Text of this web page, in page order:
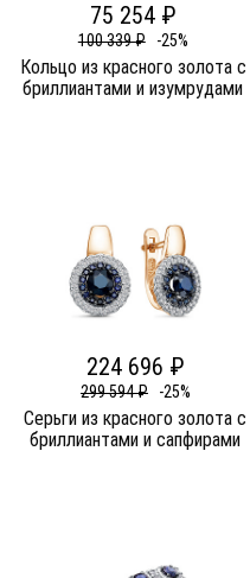
75 254 ₽
100 339 ₽ -25%
Кольцо из красного золота c
бриллиантами и изумрудами
224 696 ₽
299 594 ₽ -25%
Серьги из красного золота c
бриллиантами и сапфирами